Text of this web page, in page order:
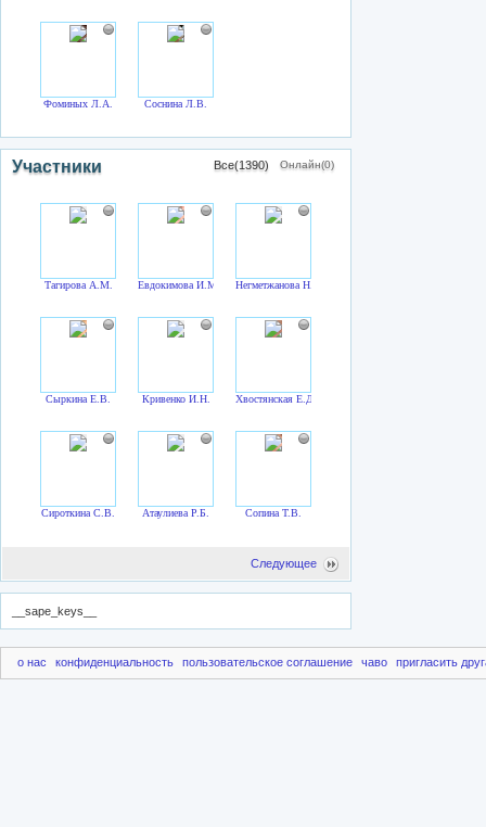
Фоминых Л.А. Соснина Л.В.
Участники Все(1390) Онлайн(0)
Тагирова А.М. Евдокимова И.М. Негметжанова Н.З.
Сыркина Е.В. Кривенко И.Н. Хвостянская Е.Д.
Сироткина С.В. Атаулиева Р.Б. Сопина Т.В.
Следующее
__sape_keys__
о нас конфиденциальность пользовательское соглашение чаво пригласить